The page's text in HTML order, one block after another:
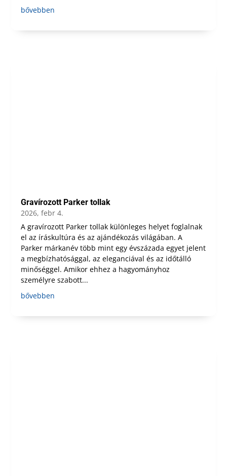
bővebben
Gravírozott Parker tollak
2026, febr 4.
A gravírozott Parker tollak különleges helyet foglalnak
el az íráskultúra és az ajándékozás világában. A
Parker márkanév több mint egy évszázada egyet jelent
a megbízhatósággal, az eleganciával és az időtálló
minőséggel. Amikor ehhez a hagyományhoz
személyre szabott...
bővebben